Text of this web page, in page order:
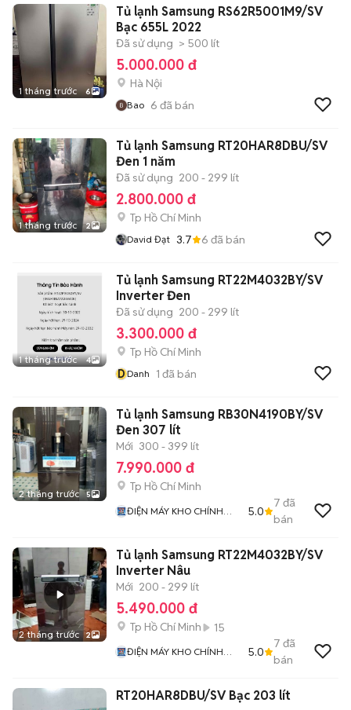
1 tháng trước 6
Tủ lạnh Samsung RS62R5001M9/SV
Bạc 655L 2022
Đã sử dụng > 500 lít
5.000.000 đ
Hà Nội
Bao 6 đã bán
1 tháng trước 2
Tủ lạnh Samsung RT20HAR8DBU/SV
Đen 1 năm
Đã sử dụng 200 - 299 lít
2.800.000 đ
Tp Hồ Chí Minh
David Đạt 3.7 6 đã bán
1 tháng trước 4
Tủ lạnh Samsung RT22M4032BY/SV
Inverter Đen
Đã sử dụng 200 - 299 lít
3.300.000 đ
Tp Hồ Chí Minh
DDanh 1 đã bán
2 tháng trước 5
Tủ lạnh Samsung RB30N4190BY/SV
Đen 307 lít
Mới 300 - 399 lít
7.990.000 đ
Tp Hồ Chí Minh
ĐIỆN MÁY KHO CHÍNH
5.0
7 đã
bán
2 tháng trước 2
Tủ lạnh Samsung RT22M4032BY/SV
Inverter Nâu
Mới 200 - 299 lít
5.490.000 đ
Tp Hồ Chí Minh 15
ĐIỆN MÁY KHO CHÍNH
5.0
7 đã
bán
RT20HAR8DBU/SV Bạc 203 lít